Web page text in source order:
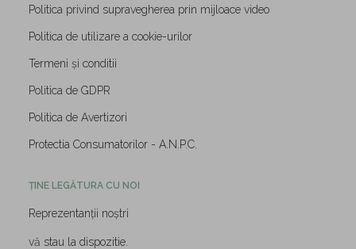
Politica privind supravegherea prin mijloace video
Politica de utilizare a cookie-urilor
Termeni și conditii
Politica de GDPR
Politica de Avertizori
Protectia Consumatorilor - A.N.P.C.
ȚINE LEGĂTURA CU NOI
Reprezentanții noștri
vă stau la dispozitie.